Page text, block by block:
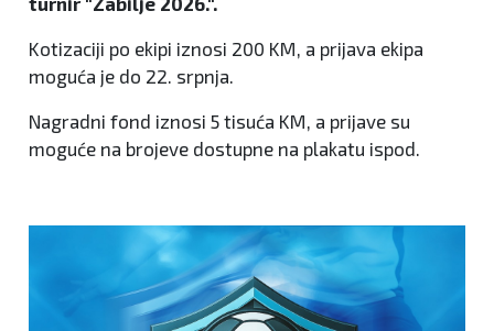
Kotizaciji po ekipi iznosi 200 KM, a prijava ekipa
moguća je do 22. srpnja.
Nagradni fond iznosi 5 tisuća KM, a prijave su
moguće na brojeve dostupne na plakatu ispod.